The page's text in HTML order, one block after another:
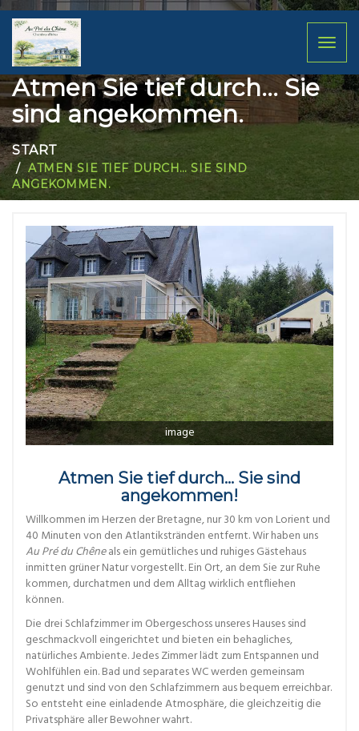
Atmen Sie tief durch… Sie
sind angekommen.
START
ATMEN SIE TIEF DURCH… SIE SIND
ANGEKOMMEN.
image
Atmen Sie tief durch… Sie sind
angekommen!
Willkommen im Herzen der Bretagne, nur 30 km von Lorient und
40 Minuten von den Atlantikstränden entfernt. Wir haben uns
Au Pré du Chêneals ein gemütliches und ruhiges Gästehaus
inmitten grüner Natur vorgestellt. Ein Ort, an dem Sie zur Ruhe
kommen, durchatmen und dem Alltag wirklich entfliehen
können.
Die drei Schlafzimmer im Obergeschoss unseres Hauses sind
geschmackvoll eingerichtet und bieten ein behagliches,
natürliches Ambiente. Jedes Zimmer lädt zum Entspannen und
Wohlfühlen ein. Bad und separates WC werden gemeinsam
genutzt und sind von den Schlafzimmern aus bequem erreichbar.
So entsteht eine einladende Atmosphäre, die gleichzeitig die
Privatsphäre aller Bewohner wahrt.